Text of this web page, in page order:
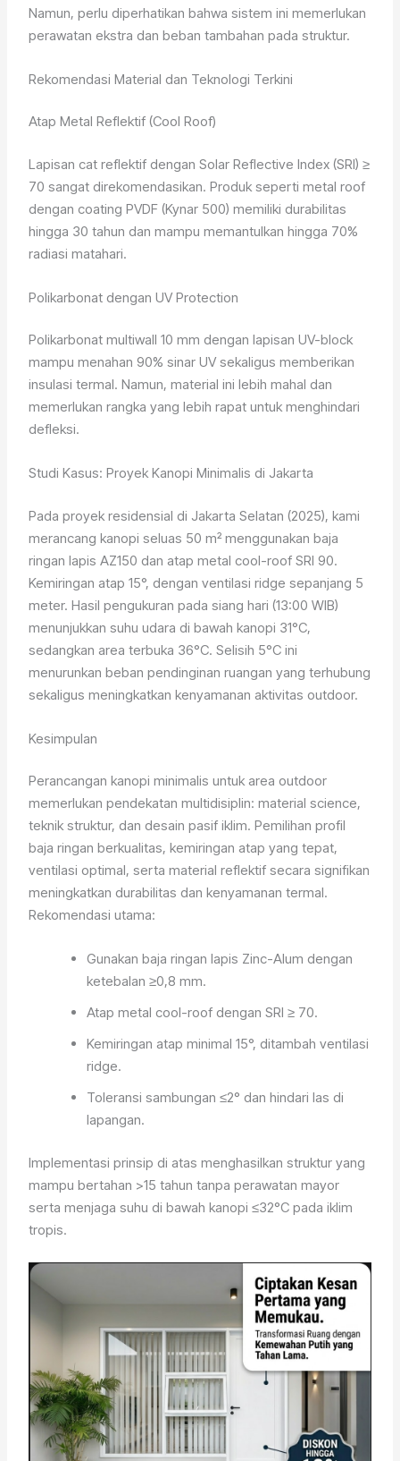
Namun, perlu diperhatikan bahwa sistem ini memerlukan
perawatan ekstra dan beban tambahan pada struktur.
Rekomendasi Material dan Teknologi Terkini
Atap Metal Reflektif (Cool Roof)
Lapisan cat reflektif dengan Solar Reflective Index (SRI) ≥
70 sangat direkomendasikan. Produk seperti metal roof
dengan coating PVDF (Kynar 500) memiliki durabilitas
hingga 30 tahun dan mampu memantulkan hingga 70%
radiasi matahari.
Polikarbonat dengan UV Protection
Polikarbonat multiwall 10 mm dengan lapisan UV-block
mampu menahan 90% sinar UV sekaligus memberikan
insulasi termal. Namun, material ini lebih mahal dan
memerlukan rangka yang lebih rapat untuk menghindari
defleksi.
Studi Kasus: Proyek Kanopi Minimalis di Jakarta
Pada proyek residensial di Jakarta Selatan (2025), kami
merancang kanopi seluas 50 m² menggunakan baja
ringan lapis AZ150 dan atap metal cool-roof SRI 90.
Kemiringan atap 15°, dengan ventilasi ridge sepanjang 5
meter. Hasil pengukuran pada siang hari (13:00 WIB)
menunjukkan suhu udara di bawah kanopi 31°C,
sedangkan area terbuka 36°C. Selisih 5°C ini
menurunkan beban pendinginan ruangan yang terhubung
sekaligus meningkatkan kenyamanan aktivitas outdoor.
Kesimpulan
Perancangan kanopi minimalis untuk area outdoor
memerlukan pendekatan multidisiplin: material science,
teknik struktur, dan desain pasif iklim. Pemilihan profil
baja ringan berkualitas, kemiringan atap yang tepat,
ventilasi optimal, serta material reflektif secara signifikan
meningkatkan durabilitas dan kenyamanan termal.
Rekomendasi utama:
Gunakan baja ringan lapis Zinc-Alum dengan
ketebalan ≥0,8 mm.
Atap metal cool-roof dengan SRI ≥ 70.
Kemiringan atap minimal 15°, ditambah ventilasi
ridge.
Toleransi sambungan ≤2° dan hindari las di
lapangan.
Implementasi prinsip di atas menghasilkan struktur yang
mampu bertahan >15 tahun tanpa perawatan mayor
serta menjaga suhu di bawah kanopi ≤32°C pada iklim
tropis.